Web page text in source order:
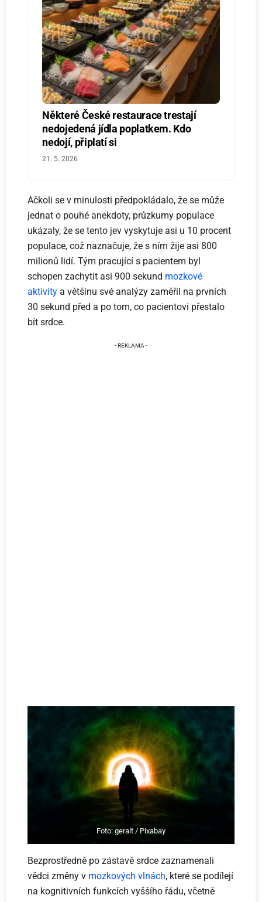
Některé České restaurace trestají
nedojedená jídla poplatkem. Kdo
nedojí, připlatí si
21. 5. 2026
Ačkoli se v minulosti předpokládalo, že se může
jednat o pouhé anekdoty, průzkumy populace
ukázaly, že se tento jev vyskytuje asi u 10 procent
populace, což naznačuje, že s ním žije asi 800
milionů lidí. Tým pracující s pacientem byl
schopen zachytit asi 900 sekund mozkové
aktivity a většinu své analýzy zaměřil na prvních
30 sekund před a po tom, co pacientovi přestalo
bít srdce.
Foto: geralt / Pixabay
Bezprostředně po zástavě srdce zaznamenali
vědci změny v mozkových vlnách, které se podílejí
na kognitivních funkcích vyššího řádu, včetně